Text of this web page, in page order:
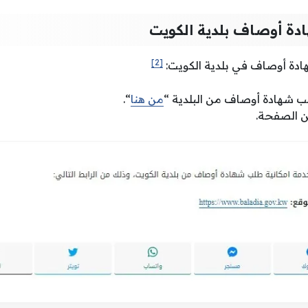
أوصاف بلدية الكويت
أوصاف في بلدية الكويت: [2]
شهادة أوصاف من البلدية “من هنا“.
الصفحة.